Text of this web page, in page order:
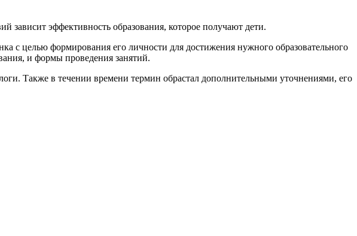
зависит эффективность образования, которое получают дети.
с целью формирования его личности для достижения нужного образовательного
и формы проведения занятий.
Также в течении времени термин обрастал дополнительными уточнениями, его